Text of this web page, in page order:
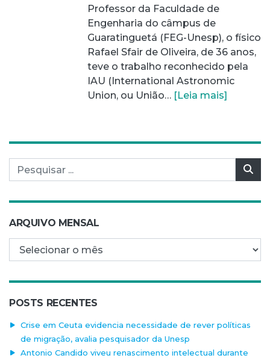
Professor da Faculdade de
Engenharia do câmpus de
Guaratinguetá (FEG-Unesp), o físico
Rafael Sfair de Oliveira, de 36 anos,
teve o trabalho reconhecido pela
IAU (International Astronomic
Union, ou União… [Leia mais]
Pesquisar por:
ARQUIVO MENSAL
Arquivo mensal
POSTS RECENTES
Crise em Ceuta evidencia necessidade de rever políticas
de migração, avalia pesquisador da Unesp
Antonio Candido viveu renascimento intelectual durante